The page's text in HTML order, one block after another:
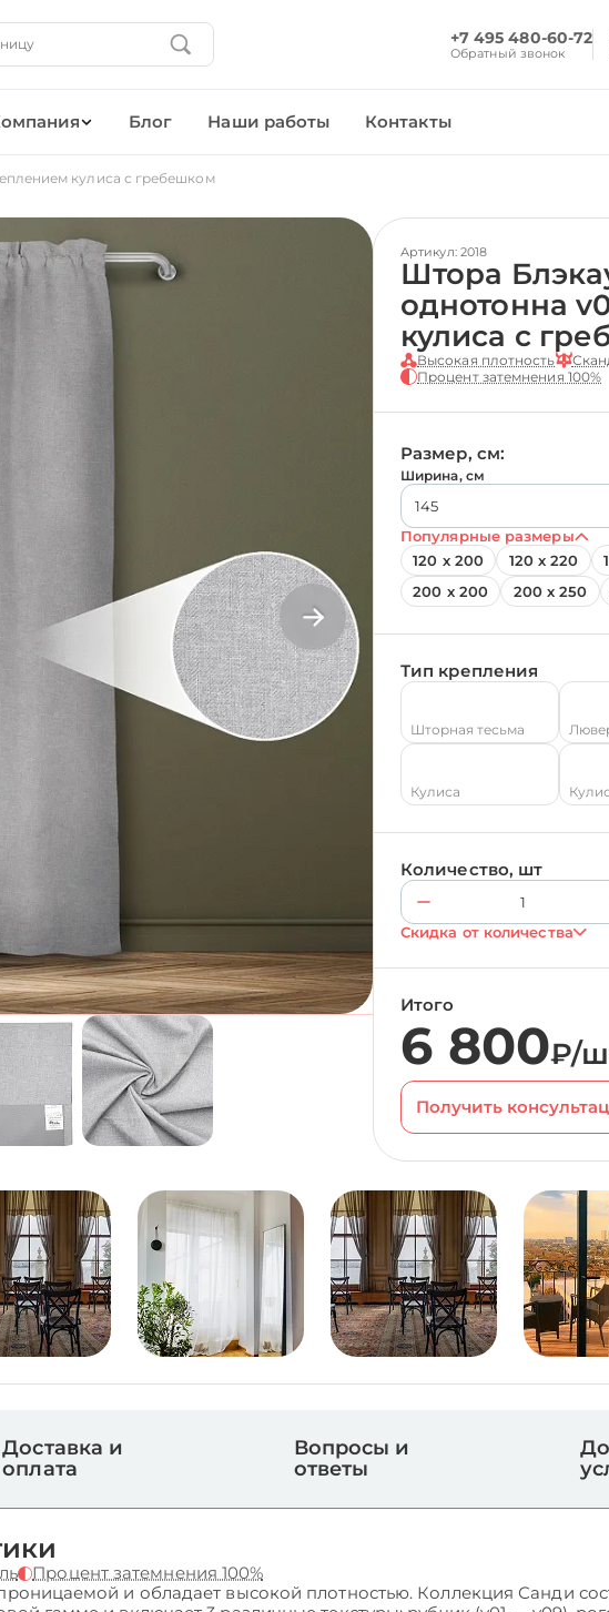
+7 495 480-60-72
Обратный звонок
Блог Наши работы Контакты
кулиса с гребешком
Артикул: 2018
Штора
однотонна
кулиса с
Высокая плотность
Процент затемнения 100%
Размер, см:
Ширина, см
Популярные размеры
120 х 200
120 х 220
200 х 200
200 х 250
Тип крепления
Шторная тесьма
Кулиса
Количество, шт
Скидка от количества
Итого
6 800₽/
Получить
Доставка и
оплата
Вопросы и
ответы
Процент затемнения 100%
и обладает высокой плотностью. Коллекция Санди